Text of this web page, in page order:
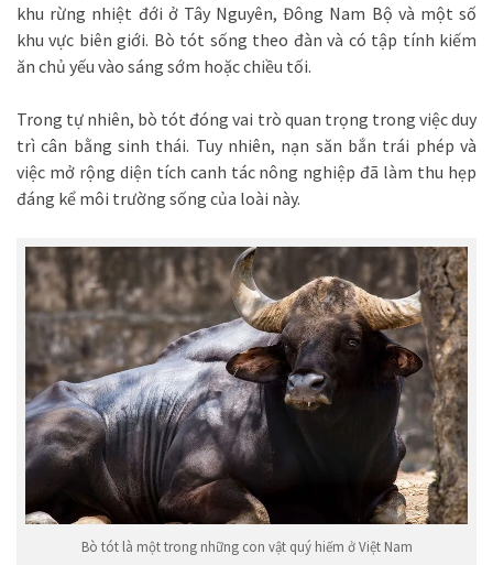
khu rừng nhiệt đới ở Tây Nguyên, Đông Nam Bộ và một số
khu vực biên giới. Bò tót sống theo đàn và có tập tính kiếm
ăn chủ yếu vào sáng sớm hoặc chiều tối.
Trong tự nhiên, bò tót đóng vai trò quan trọng trong việc duy
trì cân bằng sinh thái. Tuy nhiên, nạn săn bắn trái phép và
việc mở rộng diện tích canh tác nông nghiệp đã làm thu hẹp
đáng kể môi trường sống của loài này.
Bò tót là một trong những con vật quý hiếm ở Việt Nam